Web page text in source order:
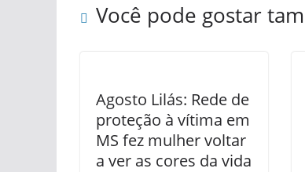
Você pode gostar
Agosto Lilás: Rede de
proteção à vítima em
MS fez mulher voltar
a ver as cores da vida